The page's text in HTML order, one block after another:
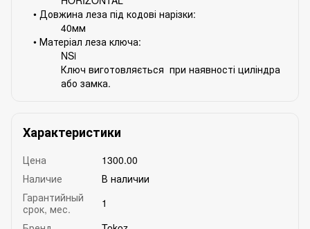
• Довжина леза під кодові нарізки:
40мм
• Матеріал леза ключа:
NSi
Ключ виготовляється при наявності циліндра
або замка.
Характеристики
Цена
1300.00
Наличие
В наличии
Гарантийный
срок, мес.
1